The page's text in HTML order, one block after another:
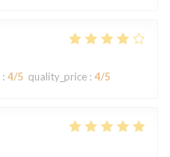
: 4/5 quality_price : 4/5